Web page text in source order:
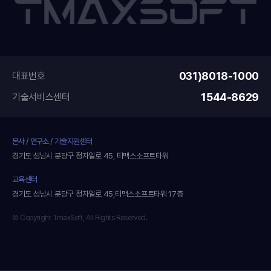
대표번호 031)8018-1000
기술서비스센터 1544-8629
본사 / 연구소 / 기술지원센터
경기도 성남시 분당구 정자일로 45, 티맥스소프트타워
교육센터
경기도 성남시 분당구 정자일로 45,티맥스소프트타워 17층
© Copyright TmaxSoft, All Rights Reserved.